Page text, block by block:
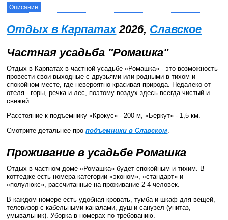
Описание
Отдых в Карпатах2026, Славское
Частная усадьба "Ромашка"
Отдых в Карпатах в частной усадьбе «Ромашка» - это возможность
провести свои выходные с друзьями или родными в тихом и
спокойном месте, где невероятно красивая природа. Недалеко от
отеля - горы, речка и лес, поэтому воздух здесь всегда чистый и
свежий.
Расстояние к подъемнику «Крокус» - 200 м, «Беркут» - 1,5 км.
Смотрите детальнее проподъемники в Славском
Проживание в усадьбе Ромашка
Отдых в частном доме «Ромашка» будет спокойным и тихим. В
коттедже есть номера категории «эконом», «стандарт» и
«полулюкс», рассчитанные на проживание 2-4 человек.
В каждом номере есть удобная кровать, тумба и шкаф для вещей,
телевизор с кабельными каналами, душ и санузел (унитаз,
умывальник). Уборка в номерах по требованию.